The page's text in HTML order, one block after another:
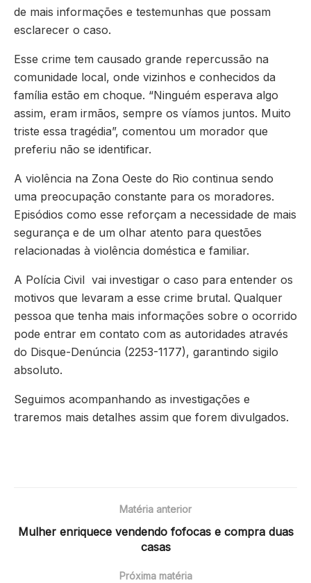
de mais informações e testemunhas que possam
esclarecer o caso.
Esse crime tem causado grande repercussão na
comunidade local, onde vizinhos e conhecidos da
família estão em choque. “Ninguém esperava algo
assim, eram irmãos, sempre os víamos juntos. Muito
triste essa tragédia”, comentou um morador que
preferiu não se identificar.
A violência na Zona Oeste do Rio continua sendo
uma preocupação constante para os moradores.
Episódios como esse reforçam a necessidade de mais
segurança e de um olhar atento para questões
relacionadas à violência doméstica e familiar.
A Polícia Civil vai investigar o caso para entender os
motivos que levaram a esse crime brutal. Qualquer
pessoa que tenha mais informações sobre o ocorrido
pode entrar em contato com as autoridades através
do Disque-Denúncia (2253-1177), garantindo sigilo
absoluto.
Seguimos acompanhando as investigações e
traremos mais detalhes assim que forem divulgados.
Matéria anterior
Mulher enriquece vendendo fofocas e compra duas
casas
Próxima matéria